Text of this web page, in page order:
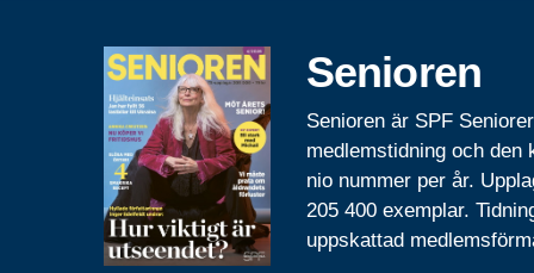
Senioren
Senioren är SPF
medlemstidning och den
nio nummer per år.
205 400 exemplar.
uppskattad